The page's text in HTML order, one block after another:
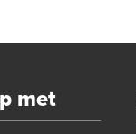
met